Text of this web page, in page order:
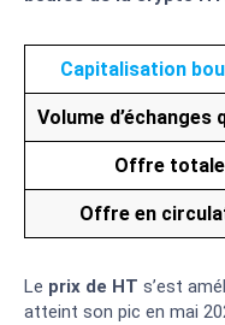
Capitalisation
Volume d’échanges
Offre totale
Offre en
Le prix de HT s’est
atteint son pic en mai